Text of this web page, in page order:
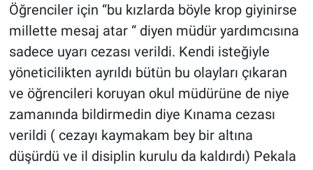
Öğrenciler için “bu kızlarda böyle krop giyinirse
millette mesaj atar “ diyen müdür yardımcısına
sadece uyarı cezası verildi. Kendi isteğiyle
yöneticilikten ayrıldı bütün bu olayları çıkaran
ve öğrencileri koruyan okul müdürüne de niye
zamanında bildirmedin diye Kınama cezası
verildi ( cezayı kaymakam bey bir altına
düşürdü ve il disiplin kurulu da kaldırdı) Pekala